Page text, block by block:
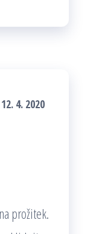
12. 4. 2020
prožitek.